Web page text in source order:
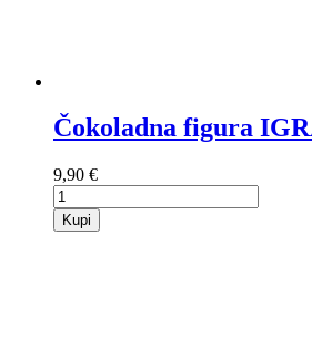
Čokoladna figura
9,90 €
Kupi